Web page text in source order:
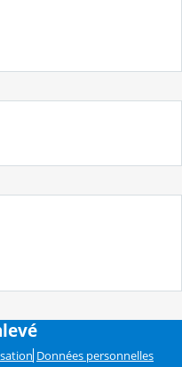
Données personnelles